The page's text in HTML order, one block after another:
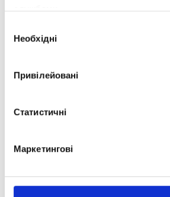
службами.
згоди
Необхідні
Привілейовані
Статистичні
Маркетингові